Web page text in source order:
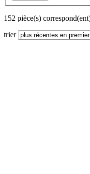
152 pièce(s)
trier